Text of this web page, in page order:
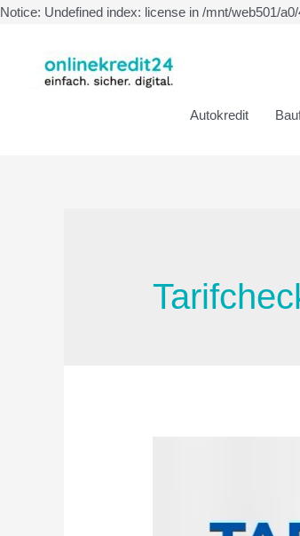
Notice: Undefined index: license in /mnt/web501/
Autokredit